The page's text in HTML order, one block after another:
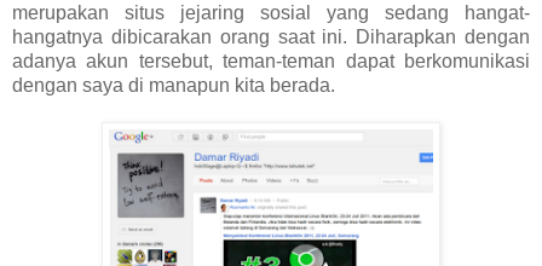
merupakan situs jejaring sosial yang sedang hangat-
hangatnya dibicarakan orang saat ini. Diharapkan dengan
adanya akun tersebut, teman-teman dapat berkomunikasi
dengan saya di manapun kita berada.